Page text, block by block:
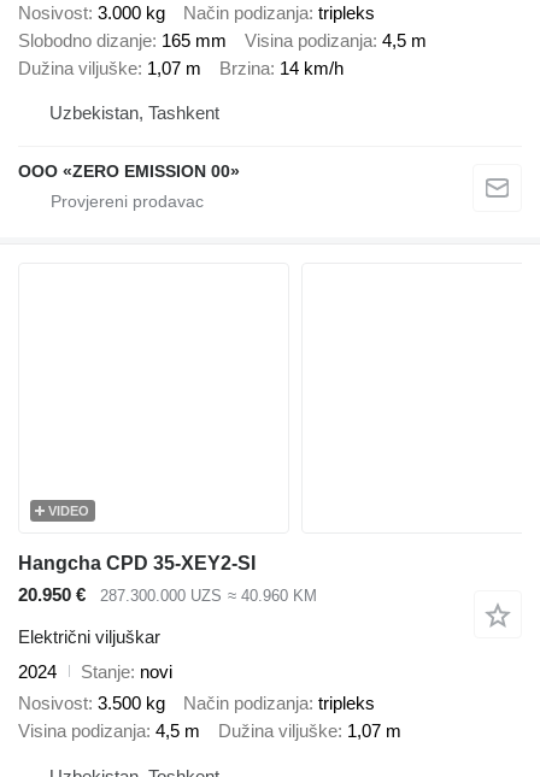
Nosivost 3.000 kg Način podizanja tripleks
Slobodno dizanje 165 mm Visina podizanja 4,5 m
Dužina viljuške 1,07 m Brzina 14 km/h
Uzbekistan, Tashkent
OOO «ZERO EMISSION 00»
VIDEO
Hangcha CPD 35-XEY2-SI
20.950 €
287.300.000 UZS ≈ 40.960 KM
Električni viljuškar
2024
Stanje novi
Nosivost 3.500 kg Način podizanja tripleks
Visina podizanja 4,5 m Dužina viljuške 1,07 m